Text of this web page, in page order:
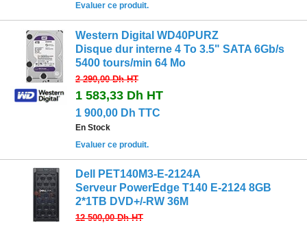
Evaluer ce produit.
Western Digital WD40PURZ
Disque dur interne 4 To 3.5" SATA 6Gb/s
5400 tours/min 64 Mo
2 290,00 DhHT
1 583,33 Dh HT
1 900,00 Dh TTC
En Stock
Evaluer ce produit.
Dell PET140M3-E-2124A
Serveur PowerEdge T140 E-2124 8GB
2*1TB DVD+/-RW 36M
12 500,00 DhHT